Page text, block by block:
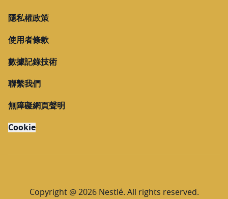
隱私權政策
使用者條款
數據記錄技術
聯繫我們
無障礙網頁聲明
Cookie
Copyright @ 2026 Nestlé. All rights reserved.